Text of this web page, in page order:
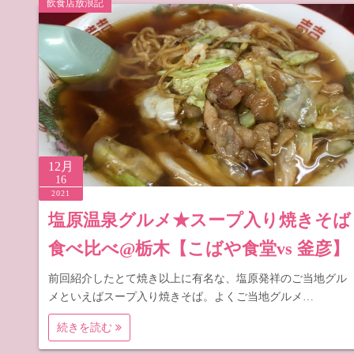
道の駅 山
道の駅 長
飲食店放浪記
12月
16
2021
塩原温泉グルメ★スープ入り焼きそば
食べ比べ@栃木【こばや食堂vs 釜彦】
前回紹介したとて焼き以上に有名な、塩原発祥のご当地グル
メといえばスープ入り焼きそば。よくご当地グルメ…
続きを読む